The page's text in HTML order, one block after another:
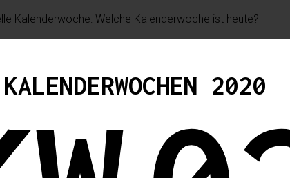
KALENDERWOCHEN 2020